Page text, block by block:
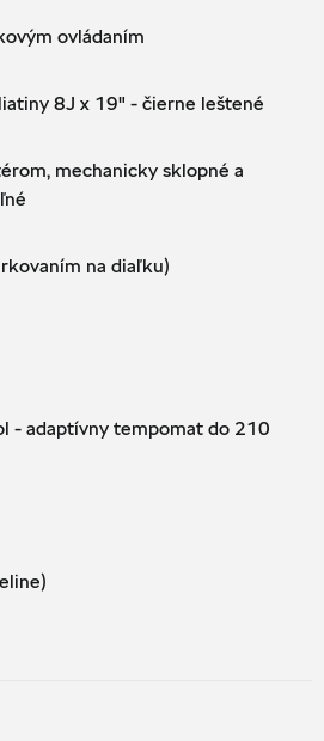
ovládaním
8J x 19" - čierne leštené
mechanicky sklopné a
na diaľku)
- adaptívny tempomat do 210